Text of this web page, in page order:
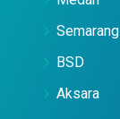
Semarang
BSD
Aksara